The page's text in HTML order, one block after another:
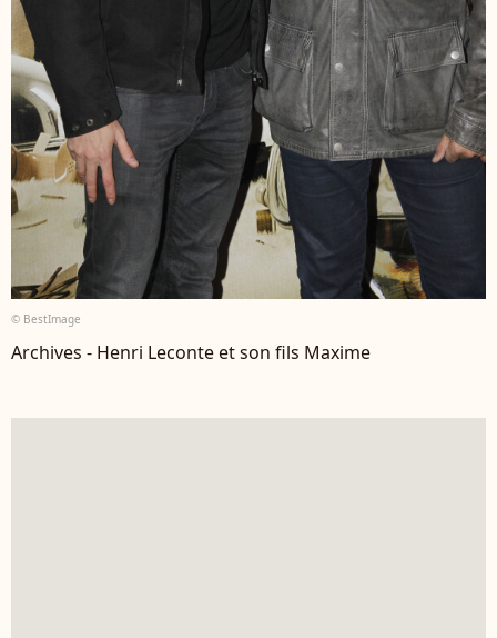
© BestImage
Archives - Henri Leconte et son fils Maxime